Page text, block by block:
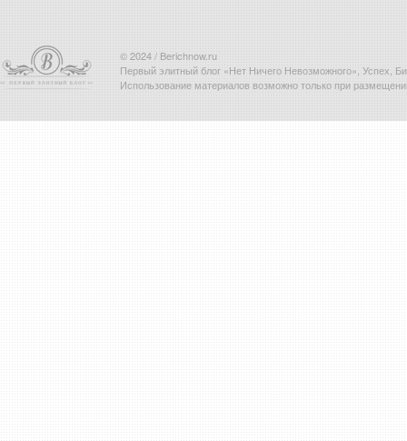
© 2024 / Berichnow.ru
Первый элитный блог «Нет Ничего Невозможного», Успех,
Использование материалов возможно только при